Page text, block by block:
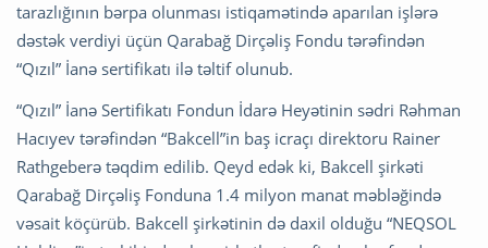
tarazlığının bərpa olunması istiqamətində aparılan işlərə
dəstək verdiyi üçün Qarabağ Dirçəliş Fondu tərəfindən
“Qızıl” İanə sertifikatı ilə təltif olunub.
“Qızıl” İanə Sertifikatı Fondun İdarə Heyətinin sədri Rəhman
Hacıyev tərəfindən “Bakcell”in baş icraçı direktoru Rainer
Rathgeberə təqdim edilib. Qeyd edək ki, Bakcell şirkəti
Qarabağ Dirçəliş Fonduna 1.4 milyon manat məbləğində
vəsait köçürüb. Bakcell şirkətinin də daxil olduğu “NEQSOL